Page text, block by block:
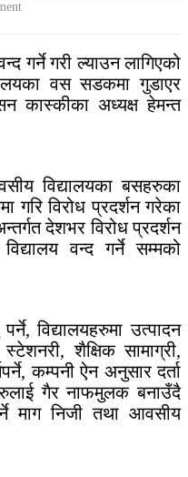
गर्ने गरी ल्याउन लागिएको
वस सडकमा गुडाएर
कास्कीका अध्यक्ष हेमन्त
विद्यालयका बसहरुका
गरि विरोध प्रदर्शन गरेका
देशभर विरोध प्रदर्शन
वन्द गर्ने सम्मको
विद्यालयहरुमा उत्पादन
शैक्षिक सामाग्री,
कम्पनी ऐन अनुसार दर्ता
गैर नाफमुलक बनाउँदै
माग निजी तथा आवसीय